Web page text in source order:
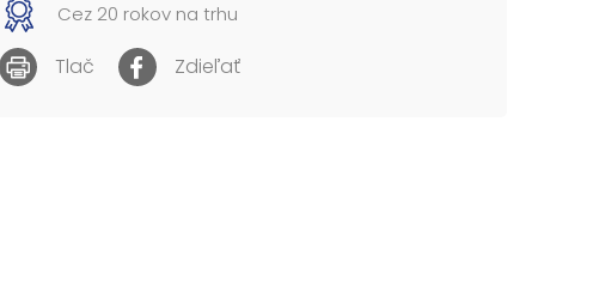
Cez 20 rokov na trhu
Tlač Zdieľať